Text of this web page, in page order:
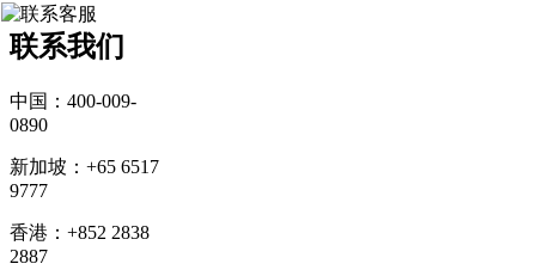
联系我们
中国：400-009-
0890
新加坡：+65 6517
9777
香港：+852 2838
2887